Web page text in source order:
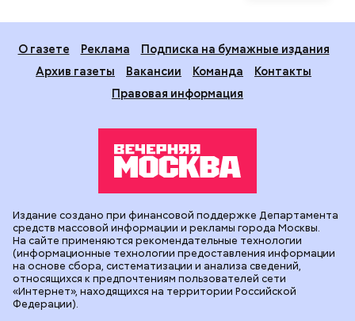
О газете Реклама
Подписка на бумажные издания
Архив газеты
Вакансии Команда
Контакты
Правовая информация
Издание создано при финансовой поддержке Департамента
средств массовой информации и рекламы города Москвы.
На сайте применяются рекомендательные технологии
(информационные технологии предоставления информации
на основе сбора, систематизации и анализа сведений,
относящихся к предпочтениям пользователей сети
«Интернет», находящихся на территории Российской
Федерации).